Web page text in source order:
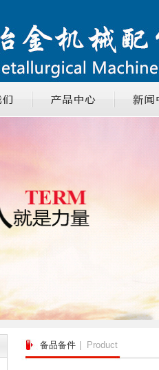
备品备件 | Product